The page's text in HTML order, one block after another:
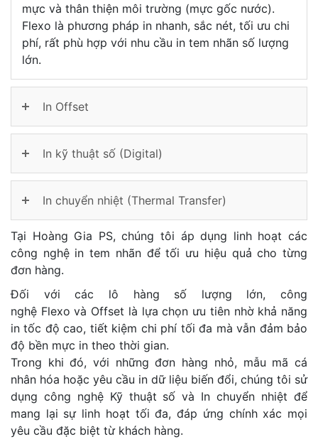
mực và thân thiện môi trường (mực gốc nước).
Flexo là phương pháp in nhanh, sắc nét, tối ưu chi
phí, rất phù hợp với nhu cầu in tem nhãn số lượng
lớn.
In Offset
In kỹ thuật số (Digital)
In chuyển nhiệt (Thermal Transfer)
Tại Hoàng Gia PS, chúng tôi áp dụng linh hoạt các
công nghệ in tem nhãn để tối ưu hiệu quả cho từng
đơn hàng.
Đối với các lô hàng số lượng lớn, công
nghệ Flexo và Offset là lựa chọn ưu tiên nhờ khả năng
in tốc độ cao, tiết kiệm chi phí tối đa mà vẫn đảm bảo
độ bền mực in theo thời gian.
Trong khi đó, với những đơn hàng nhỏ, mẫu mã cá
nhân hóa hoặc yêu cầu in dữ liệu biến đổi, chúng tôi sử
dụng công nghệ Kỹ thuật số và In chuyển nhiệt để
mang lại sự linh hoạt tối đa, đáp ứng chính xác mọi
yêu cầu đặc biệt từ khách hàng.